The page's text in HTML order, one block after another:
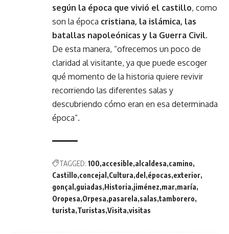
según la época que vivió el castillo, como
son la época cristiana, la islámica, las
batallas napoleónicas y la Guerra Civil.
De esta manera, “ofrecemos un poco de
claridad al visitante, ya que puede escoger
qué momento de la historia quiere revivir
recorriendo las diferentes salas y
descubriendo cómo eran en esa determinada
época”.
TAGGED: 100 accesible alcaldesa camino
Castillo concejal Cultura del épocas exterior
gonçal guiadas Historia jiménez mar maría
Oropesa Orpesa pasarela salas tamborero
turista Turistas Visita visitas